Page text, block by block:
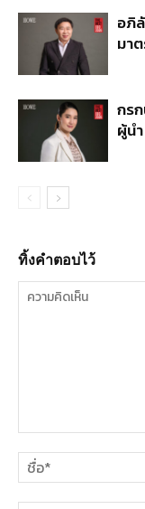
อภิ
มา
กร
ผู้น
ทิ้งคำตอบไว้